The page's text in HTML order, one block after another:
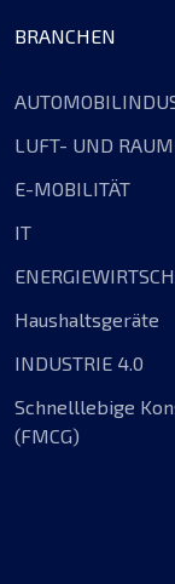
BRANCHEN
LUFT- UND
E-MOBILITÄT
IT
Haushaltsgeräte
INDUSTRIE 4.0
Schnelllebige
(FMCG)